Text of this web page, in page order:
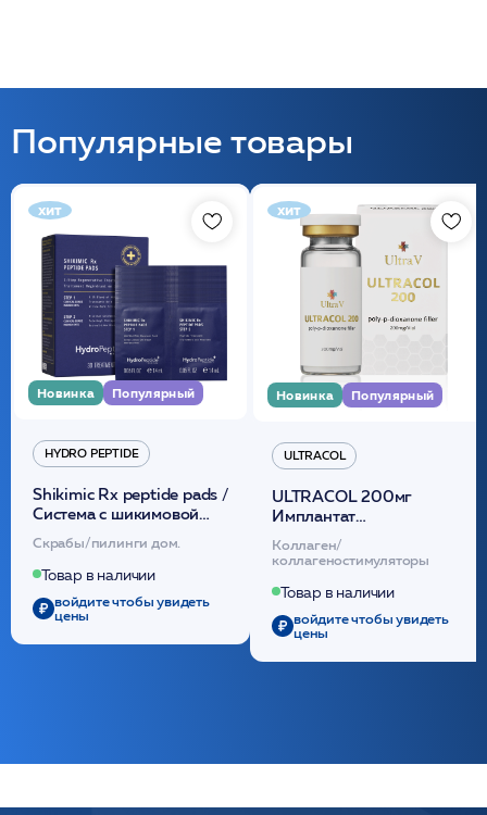
Популярные товары
хит
Новинка Популярный
HYDRO PEPTIDE
Shikimic Rx peptide pads /
Cистема с шикимовой
кислотой обновляющая
(30шт) /HP
Скрабы/пилинги дом.
Товар в наличии
войдите чтобы увидеть
цены
хит
Новинка Популярный
ULTRACOL
ULTRACOL 200мг
Имплантат
внутридермальный,
стерильный на основе
полидиоксанона
/ULTRACOL
Коллаген/
коллагеностимуляторы
Товар в наличии
войдите чтобы увидеть
цены